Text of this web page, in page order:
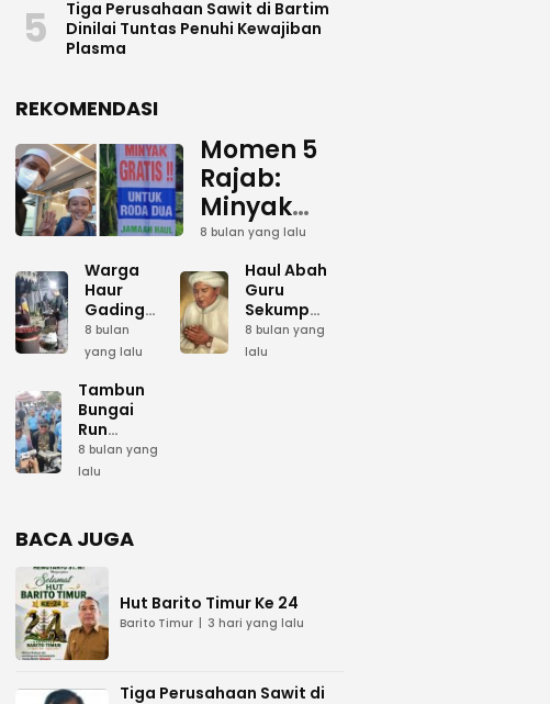
5
Tiga Perusahaan Sawit di Bartim
Dinilai Tuntas Penuhi Kewajiban
Plasma
REKOMENDASI
Momen 5
Rajab:
Minyak
Gratis
dan Cinta
yang
Terus
Mengalir
8 bulan yang lalu
Warga
Haur
Gading
Siapkan
Bumbu
Umum
Sambut 5
Rajab di
Sekumpul
8 bulan
yang lalu
Haul Abah
Guru
Sekumpul:
Ketika
Lautan
8 bulan yang
lalu
Tambun
Bungai
Run
Meriahkan
Hari Bela
Juang TNI
AD di
Palangka
Raya
8 bulan yang
lalu
BACA JUGA
Hut Barito Timur Ke 24
Barito Timur 3 hari yang lalu
Tiga Perusahaan Sawit di